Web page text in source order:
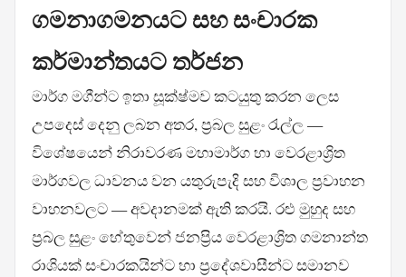
ගමනාගමනයට සහ සංචාරක
කර්මාන්තයට තර්ජන
මාර්ග මගීන්ට ඉතා සූක්ෂ්මව කටයුතු කරන ලෙස
උපදෙස් දෙනු ලබන අතර, ප්‍රබල සුළං රැල්ල —
විශේෂයෙන් නිරාවරණ මහාමාර්ග හා වෙරළාශ්‍රිත
මාර්ගවල ධාවනය වන යතුරුපැදි සහ විශාල ප්‍රවාහන
වාහනවලට — අවදානමක් ඇති කරයි. රළු මුහුද සහ
ප්‍රබල සුළං හේතුවෙන් ජනප්‍රිය වෙරළාශ්‍රිත ගමනාන්ත
රාශියක් සංචාරකයින්ට හා ප්‍රදේශවාසීන්ට සමානව